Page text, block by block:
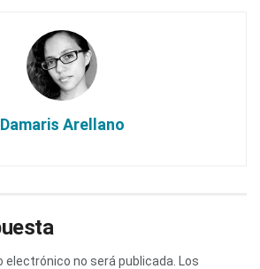
Damaris Arellano
electrónico no será publicada. Los